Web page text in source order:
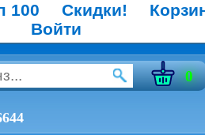
100 Скидки!
Войти
0